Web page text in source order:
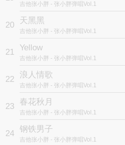
吉他张小胖 - 张小胖弹唱Vol.1
20 天黑黑
吉他张小胖 - 张小胖弹唱Vol.1
21 Yellow
吉他张小胖 - 张小胖弹唱Vol.1
22 浪人情歌
吉他张小胖 - 张小胖弹唱Vol.1
23 春花秋月
吉他张小胖 - 张小胖弹唱Vol.1
24 钢铁男子
吉他张小胖 - 张小胖弹唱Vol.1